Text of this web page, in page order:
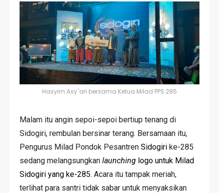
Hasyim Asy`ari bersama Ketua Milad PPS 285
Malam itu angin sepoi-sepoi bertiup tenang di
Sidogiri, rembulan bersinar terang. Bersamaan itu,
Pengurus Milad Pondok Pesantren Sidogiri ke-285
sedang melangsungkan launching logo untuk Milad
Sidogiri yang ke-285. Acara itu tampak meriah,
terlihat para santri tidak sabar untuk menyaksikan